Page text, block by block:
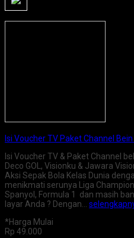
Isi Voucher TV Paket Channel
Isi Voucher TV & Paket Channel
Deco GOL, Visionku & Jawara
Aksi Sepak Bola Kelas Dunia
menikmati serunya Liga
Spanyol, Formula 1 dan masih
layar Anda ? Dengan…
*Harga Mulai
Rp 49.000